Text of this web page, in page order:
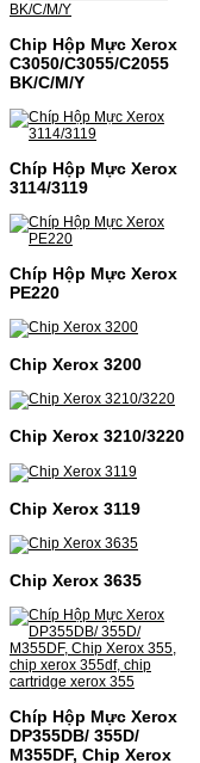
Chip Hộp Mực Xerox
C3050/C3055/C2055
BK/C/M/Y
Chíp Hộp Mực Xerox
3114/3119
Chíp Hộp Mực Xerox
PE220
Chip Xerox 3200
Chip Xerox 3210/3220
Chip Xerox 3119
Chip Xerox 3635
Chíp Hộp Mực Xerox
DP355DB/ 355D/
M355DF, Chip Xerox